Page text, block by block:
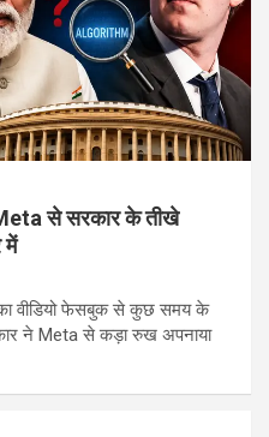
Meta से सरकार के तीखे
में
का वीडियो फेसबुक से कुछ समय के
ने Meta से कड़ा रुख अपनाया